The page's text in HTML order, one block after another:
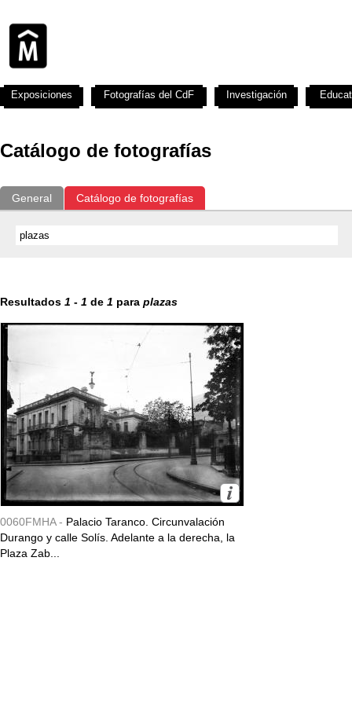
Catálogo de fotografías
General Catálogo de fotografías
Resultados 1 - 1 de 1 para plazas
0060FMHA - Palacio Taranco. Circunvalación
Durango y calle Solís. Adelante a la derecha, la
Plaza Zab...
Exposiciones Fotografías del CdF Investigación